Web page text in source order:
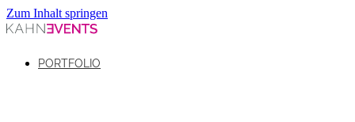
Zum Inhalt springen
PORTFOLIO